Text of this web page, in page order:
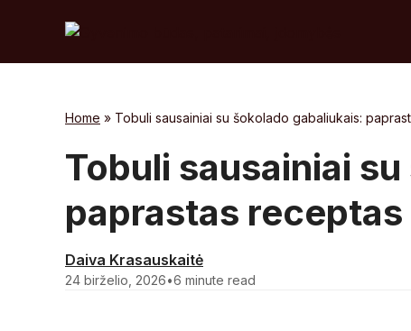
Home » Tobuli sausainiai su šokolado gabaliukais:
Tobuli sausainiai
paprastas receptas
Daiva Krasauskaitė
24 birželio, 2026•6 minute read